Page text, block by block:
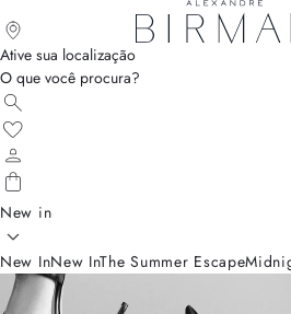
Ative sua localização
O que você procura?
New in
New InNew InThe Summer Escape